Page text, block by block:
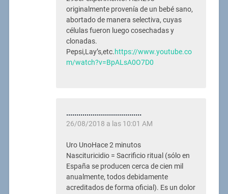
originalmente provenía de un bebé sano,
abortado de manera selectiva, cuyas
células fueron luego cosechadas y
clonadas.
Pepsi,Lay’s,etc.https://www.youtube.co
m/watch?v=BpALsA0O7D0
.....................................
26/08/2018 a las 10:01 AM
Uro UnoHace 2 minutos
Nascituricidio = Sacrificio ritual (sólo en
España se producen cerca de cien mil
anualmente, todos debidamente
acreditados de forma oficial). Es un dolor